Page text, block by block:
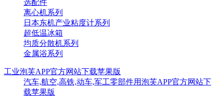
选配件
离心机系列
日本东机产业粘度计系列
超低温冰箱
均质分散机系列
金属浴系列
工业泡芙APP官方网站下载苹果版
汽车,航空,高铁,动车,军工零部件用泡芙APP官方网站下
载苹果版